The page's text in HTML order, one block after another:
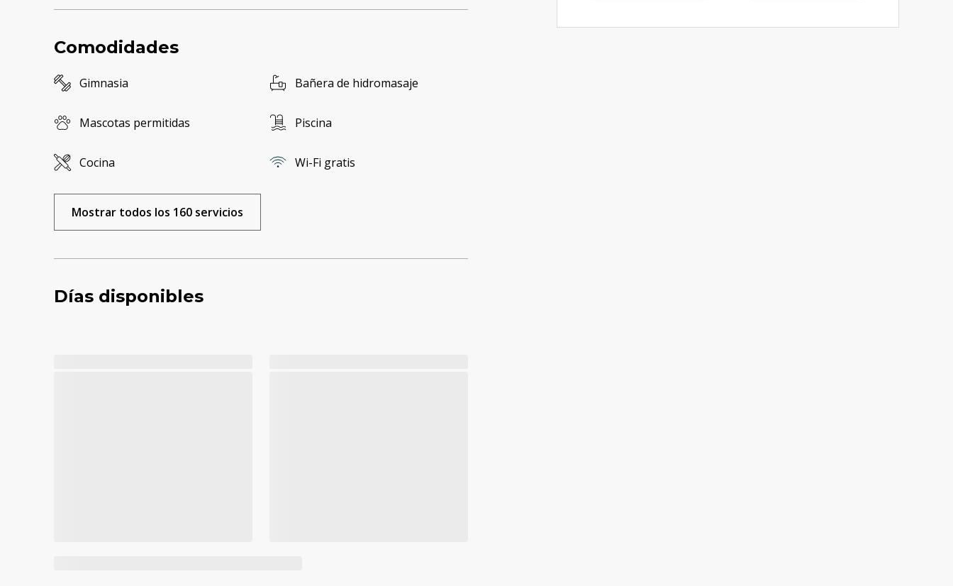
Comodidades
Gimnasia Bañera de hidromasaje
Mascotas permitidas Piscina
Cocina Wi-Fi gratis
Mostrar todos los 160 servicios
Días disponibles